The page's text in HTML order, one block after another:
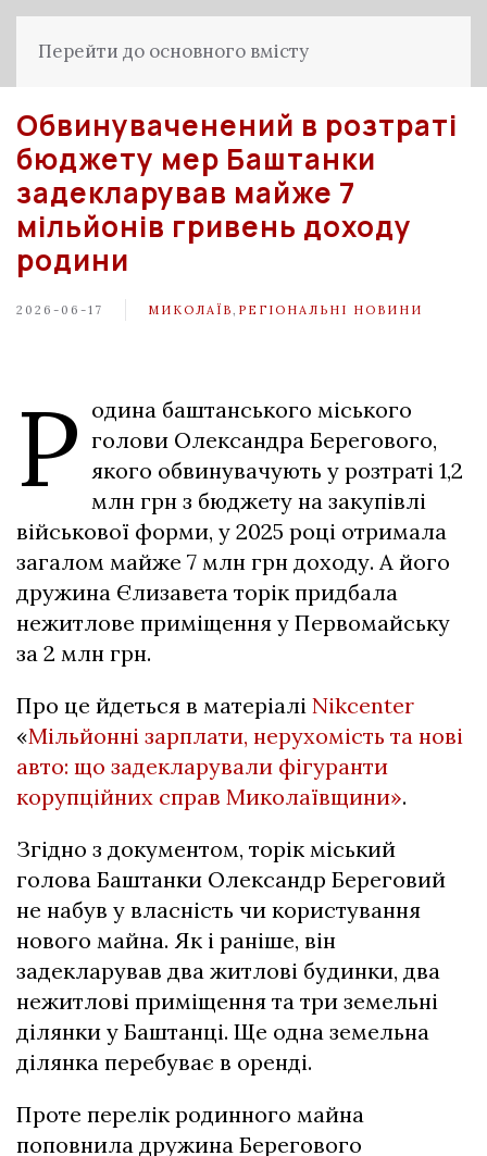
Перейти до основного вмісту
Обвинуваченений в розтраті
бюджету мер Баштанки
задекларував майже 7
мільйонів гривень доходу
родини
2026-06-17 МИКОЛАЇВ РЕГІОНАЛЬНІ НОВИНИ
Р одина баштанського міського
голови Олександра Берегового,
якого обвинувачують у розтраті 1,2
млн грн з бюджету на закупівлі
військової форми, у 2025 році отримала
загалом майже 7 млн грн доходу. А його
дружина Єлизавета торік придбала
нежитлове приміщення у Первомайську
за 2 млн грн.
Про це йдеться в матеріалі Nikcenter
«Мільйонні зарплати, нерухомість та нові
авто: що задекларували фігуранти
корупційних справ Миколаївщини».
Згідно з документом, торік міський
голова Баштанки Олександр Береговий
не набув у власність чи користування
нового майна. Як і раніше, він
задекларував два житлові будинки, два
нежитлові приміщення та три земельні
ділянки у Баштанці. Ще одна земельна
ділянка перебуває в оренді.
Проте перелік родинного майна
поповнила дружина Берегового